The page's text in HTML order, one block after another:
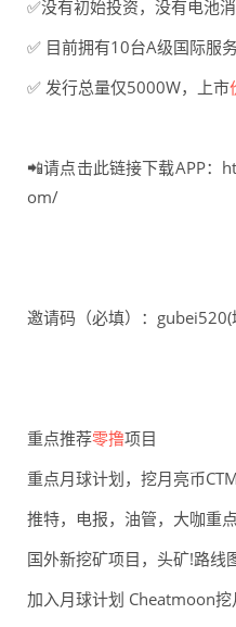
✅没有初始投资，没有电池消
✅ 目前拥有10台A级国际服
✅ 发行总量仅5000W，上市
📲请点击此链接下载APP
om/
邀请码（必填）：
重点推荐零撸项目
重点月球计划，挖月亮币CTM
推特，电报，油管，大咖重
国外新挖矿项目，头矿!路线
加入月球计划 Cheatmoon挖